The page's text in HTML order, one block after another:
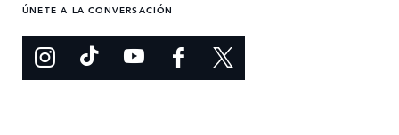
ÚNETE A LA CONVERSACIÓN